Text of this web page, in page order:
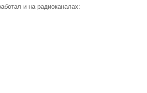
и на радиоканалах: